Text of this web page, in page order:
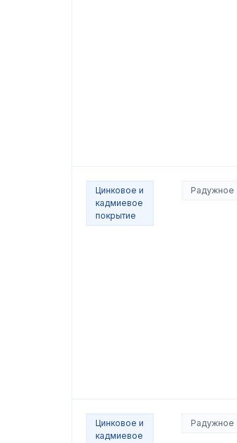
Цинковое и
кадмиевое
покрытие
Радужное
Цинковое и
кадмиевое
Радужное